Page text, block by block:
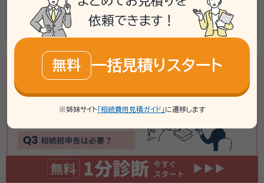
杉本司法書士事務所
中郡二宮町中里1034番地1
依頼できます！
無料 一括見積りスタート
※姉妹サイト 「相続費用見積ガイド」 に遷移します